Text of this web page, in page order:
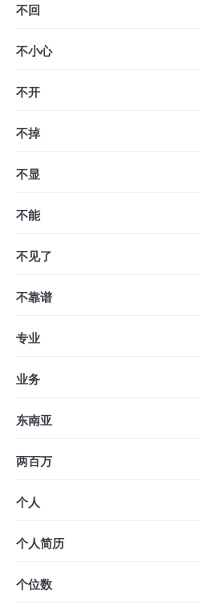
不回
不小心
不开
不掉
不显
不能
不见了
不靠谱
专业
业务
东南亚
两百万
个人
个人简历
个位数